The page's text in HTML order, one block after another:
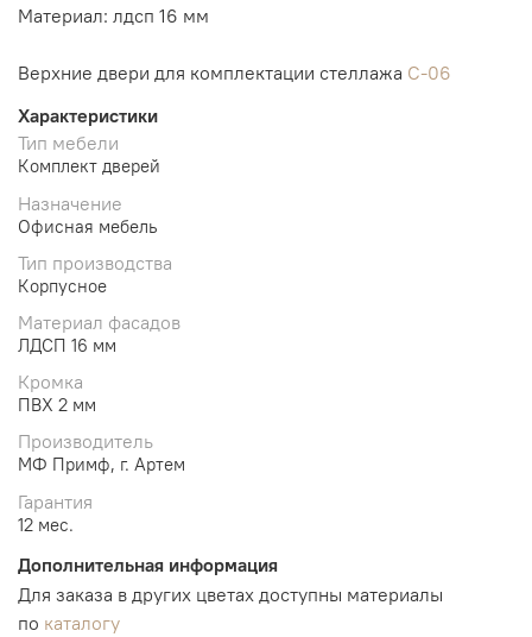
Материал: лдсп 16 мм
Верхние двери для комплектации стеллажа С-06
Характеристики
Тип мебели
Комплект дверей
Назначение
Офисная мебель
Тип производства
Корпусное
Материал фасадов
ЛДСП 16 мм
Кромка
ПВХ 2 мм
Производитель
МФ Примф, г. Артем
Гарантия
12 мес.
Дополнительная информация
Для заказа в других цветах доступны материалы
по каталогу